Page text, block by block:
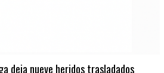
deja nueve heridos trasladados